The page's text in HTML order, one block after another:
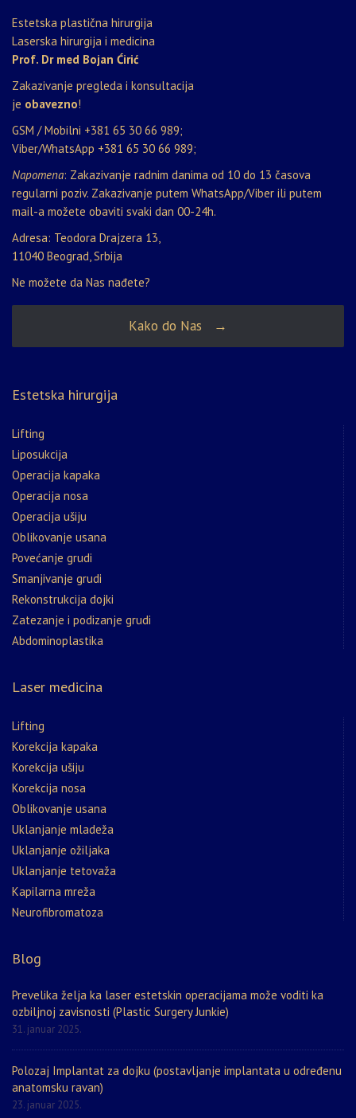
Estetska plastična hirurgija
Laserska hirurgija i medicina
Prof. Dr med Bojan Ćirić
Zakazivanje pregleda i konsultacija
je obavezno!
GSM / Mobilni +381 65 30 66 989;
Viber/WhatsApp +381 65 30 66 989;
Napomena: Zakazivanje radnim danima od 10 do 13 časova
regularni poziv. Zakazivanje putem WhatsApp/Viber ili putem
mail-a možete obaviti svaki dan 00-24h.
Adresa: Teodora Drajzera 13,
11040 Beograd, Srbija
Ne možete da Nas nađete?
Kako do Nas →
Estetska hirurgija
Lifting
Liposukcija
Operacija kapaka
Operacija nosa
Operacija ušiju
Oblikovanje usana
Povećanje grudi
Smanjivanje grudi
Rekonstrukcija dojki
Zatezanje i podizanje grudi
Abdominoplastika
Laser medicina
Lifting
Korekcija kapaka
Korekcija ušiju
Korekcija nosa
Oblikovanje usana
Uklanjanje mladeža
Uklanjanje ožiljaka
Uklanjanje tetovaža
Kapilarna mreža
Neurofibromatoza
Blog
Prevelika želja ka laser estetskin operacijama može voditi ka
ozbiljnoj zavisnosti (Plastic Surgery Junkie)
31. januar 2025.
Polozaj Implantat za dojku (postavljanje implantata u određenu
anatomsku ravan)
23. januar 2025.